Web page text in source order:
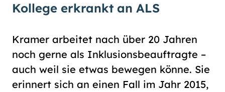
Kollege erkrankt an ALS
Kramer arbeitet nach über 20 Jahren
noch gerne als Inklusionsbeauftragte –
auch weil sie etwas bewegen könne. Sie
erinnert sich an einen Fall im Jahr 2015,